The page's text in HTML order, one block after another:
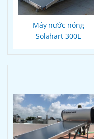
Máy nước nóng
Solahart 300L